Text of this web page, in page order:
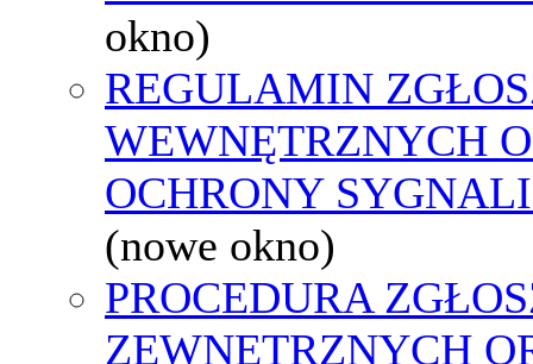
okno)
REGULAMIN
WEWNĘTRZNYCH
OCHRONY
(nowe okno)
PROCEDURA
ZEWNĘTRZNYCH